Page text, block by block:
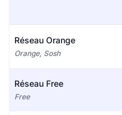
Réseau Orange
Orange, Sosh
Réseau Free
Free